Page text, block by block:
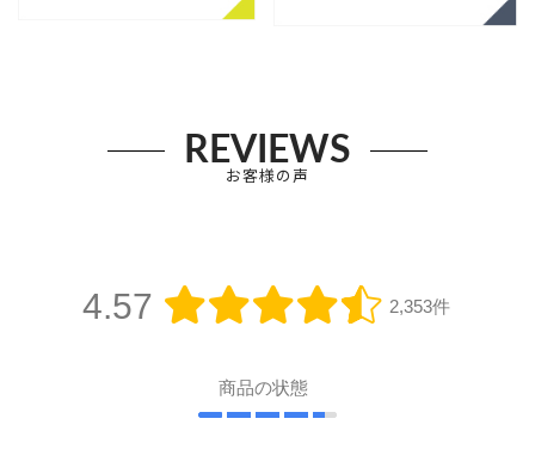
REVIEWS
お客様の声
4.57 2,353件
商品の状態